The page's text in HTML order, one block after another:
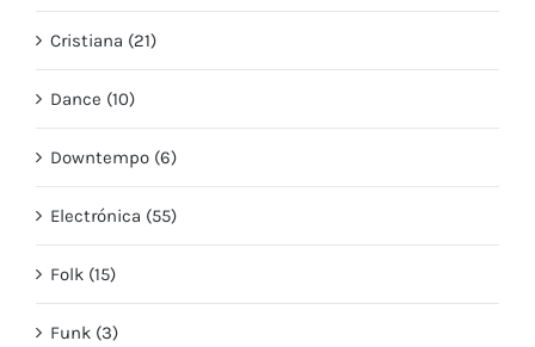
Cristiana (21)
Dance (10)
Downtempo (6)
Electrónica (55)
Folk (15)
Funk (3)